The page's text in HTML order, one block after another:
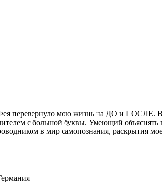
перевернуло мою жизнь на ДО и ПОСЛЕ.
с большой буквы. Умеющий
в мир самопознания, раскрытия